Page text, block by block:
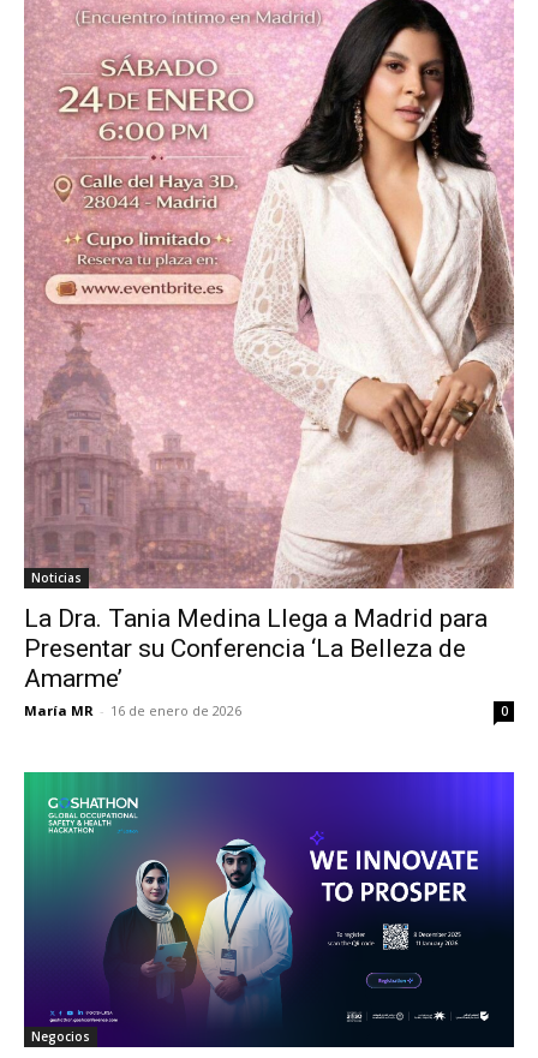
Noticias
La Dra. Tania Medina Llega a Madrid para
Presentar su Conferencia ‘La Belleza de
Amarme’
María MR - 16 de enero de 2026 0
Negocios